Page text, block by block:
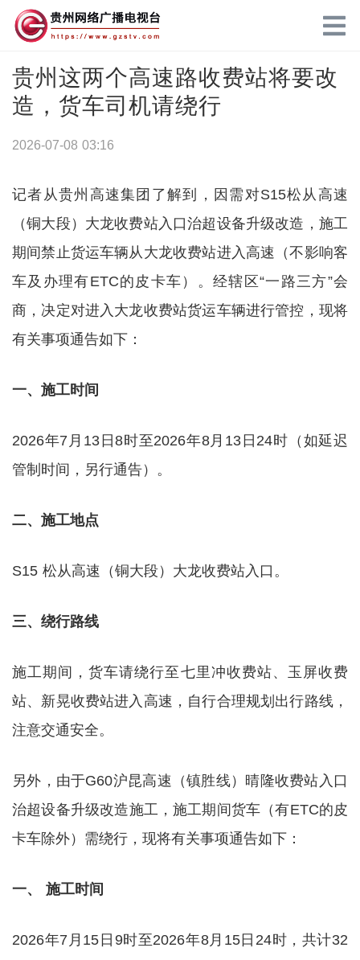
贵州这两个高速路收费站将要改
造，货车司机请绕行
2026-07-08 03:16
记者从贵州高速集团了解到，因需对S15松从高速
（铜大段）大龙收费站入口治超设备升级改造，施工
期间禁止货运车辆从大龙收费站进入高速（不影响客
车及办理有ETC的皮卡车）。经辖区“一路三方”会
商，决定对进入大龙收费站货运车辆进行管控，现将
有关事项通告如下：
一、施工时间
2026年7月13日8时至2026年8月13日24时（如延迟
管制时间，另行通告）。
二、施工地点
S15 松从高速（铜大段）大龙收费站入口。
三、绕行路线
施工期间，货车请绕行至七里冲收费站、玉屏收费
站、新晃收费站进入高速，自行合理规划出行路线，
注意交通安全。
另外，由于G60沪昆高速（镇胜线）晴隆收费站入口
治超设备升级改造施工，施工期间货车（有ETC的皮
卡车除外）需绕行，现将有关事项通告如下：
一、 施工时间
2026年7月15日9时至2026年8月15日24时，共计32